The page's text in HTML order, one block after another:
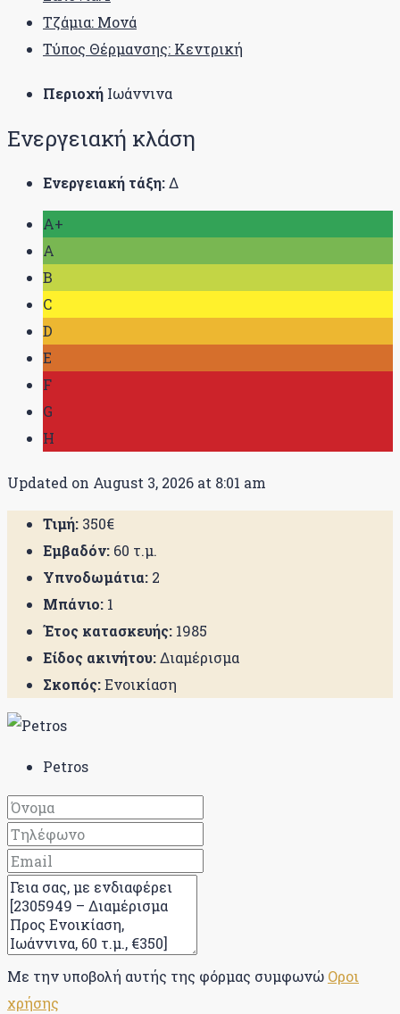
Τζάμια: Μονά
Τύπος Θέρμανσης: Κεντρική
Περιοχή Ιωάννινα
Ενεργειακή κλάση
Ενεργειακή τάξη:Δ
A+
A
B
C
D
E
F
G
H
Updated on August 3, 2026 at 8:01 am
Τιμή: 350€
Εμβαδόν: 60 τ.μ.
Υπνοδωμάτια: 2
Μπάνιο: 1
Έτος κατασκευής: 1985
Είδος ακινήτου:Διαμέρισμα
Σκοπός:Ενοικίαση
Petros
Με την υποβολή αυτής της φόρμας συμφωνώ Οροι
χρήσης